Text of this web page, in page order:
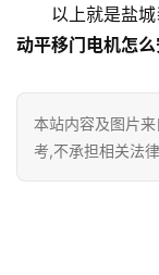
装
维
门
以上就是盐
动平移门电机怎
本站内容及图片
考,不承担相关法